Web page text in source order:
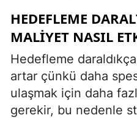
HEDEFLEME
MALIYET NASIL
Hedefleme
artar çünkü daha
ulaşmak için daha
gerekir, bu nedenle